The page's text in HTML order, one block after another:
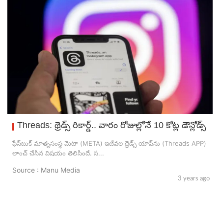
Threads: థ్రెడ్స్ రికార్డ్.. వారం రోజుల్లోనే 10 కోట్ల డౌన్లోడ్స్
ఫేస్‌బుక్ మాతృసంస్థ మెటా (META) ఇటీవల థ్రెడ్స్ యాప్‌ను (Threads APP)
లాంచ్ చేసిన విషయం తెలిసిందే. స...
Source : Manu Media
3 years ago